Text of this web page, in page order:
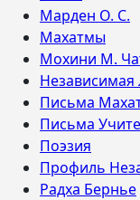
Марден О. С.
Махатмы
Мохини М.
Письма
Письма
Поэзия
Профиль
Радха Бернье